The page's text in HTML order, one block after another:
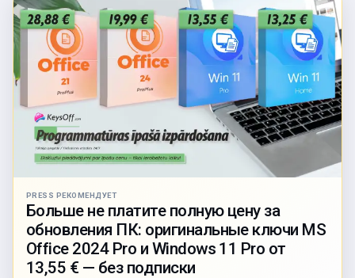
PRESS РЕКОМЕНДУЕТ
Больше не платите полную цену за
обновления ПК: оригинальные ключи MS
Office 2024 Pro и Windows 11 Pro от
13,55 € — без подписки